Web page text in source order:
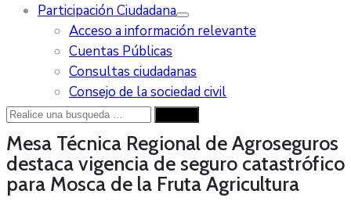
Participación Ciudadana
Acceso a información relevante
Cuentas Públicas
Consultas ciudadanas
Consejo de la sociedad civil
Mesa Técnica Regional de Agroseguros
destaca vigencia de seguro catastrófico
para Mosca de la FrutaAgricultura